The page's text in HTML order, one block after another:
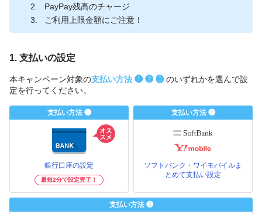
PayPay残高のチャージ
ご利用上限金額にご注意！
1. 支払いの設定
本キャンペーン対象の支払い方法 ❶ ❷ ❸のいずれかを選んで設
定を行ってください。
支払い方法 ❶
銀行口座の設定
最短2分で設定完了！
支払い方法 ❷
ソフトバンク・ワイモバイルま
とめて支払い設定
支払い方法 ❸